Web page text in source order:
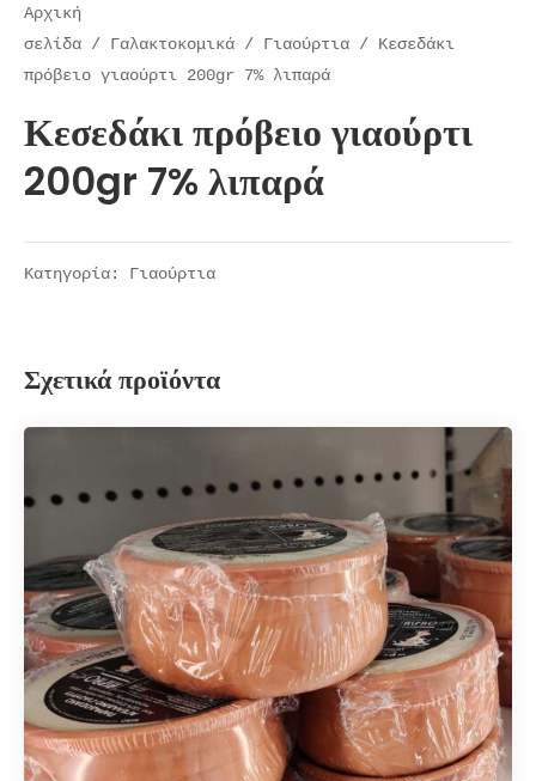
Αρχική
σελίδα / Γαλακτοκομικά / Γιαούρτια / Κεσεδάκι
πρόβειο γιαούρτι 200gr 7% λιπαρά
Κεσεδάκι πρόβειο γιαούρτι
200gr 7% λιπαρά
Κατηγορία: Γιαούρτια
Σχετικά προϊόντα